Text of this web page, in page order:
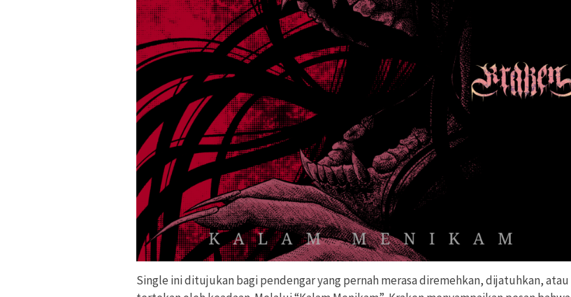
Single ini ditujukan bagi pendengar yang pernah merasa diremehkan, dijatuhkan, atau